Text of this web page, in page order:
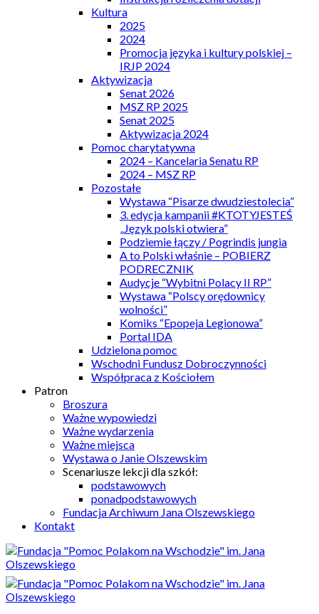
Kultura
2025
2024
Promocja języka i kultury polskiej –
IRJP 2024
Aktywizacja
Senat 2026
MSZ RP 2025
Senat 2025
Aktywizacja 2024
Pomoc charytatywna
2024 – Kancelaria Senatu RP
2024 – MSZ RP
Pozostałe
Wystawa “Pisarze dwudziestolecia”
3. edycja kampanii #KTOTYJESTEŚ
„Język polski otwiera”
Podziemie łączy / Pogrindis jungia
A to Polski właśnie – POBIERZ
PODRECZNIK
Audycje “Wybitni Polacy II RP”
Wystawa “Polscy orędownicy
wolności”
Komiks “Epopeja Legionowa”
Portal IDA
Udzielona pomoc
Wschodni Fundusz Dobroczynności
Współpraca z Kościołem
Patron
Broszura
Ważne wypowiedzi
Ważne wydarzenia
Ważne miejsca
Wystawa o Janie Olszewskim
Scenariusze lekcji dla szkół:
podstawowych
ponadpodstawowych
Fundacja Archiwum Jana Olszewskiego
Kontakt